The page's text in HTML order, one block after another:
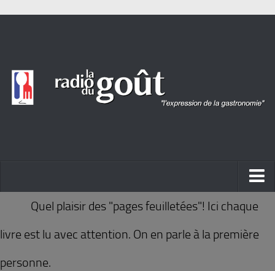
ACTUALITÉ
Quel plaisir des "pages feuilletées"! Ici chaque
livre est lu avec attention. On en parle à la première
personne.